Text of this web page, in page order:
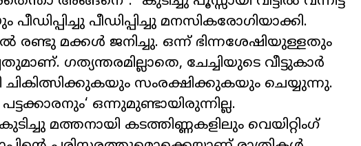
പീഡിപ്പിച്ചു പീഡിപ്പിച്ചു മനസികരോഗിയാക്കി.
രണ്ടു മക്കൾ ജനിച്ചു. ഒന്ന് ഭിന്നശേഷിയുള്ളതും
ഗത്യന്തരമില്ലാതെ, ചേച്ചിയുടെ വീട്ടുകാർ
സംരക്ഷിക്കുകയും ചെയ്യുന്നു.
‘ ഒന്നുമുണ്ടായിരുന്നില്ല.
കുടിച്ചു മത്തനായി കടത്തിണ്ണകളിലും വെയിറ്റിംഗ്